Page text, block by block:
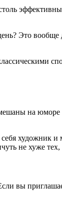
Это вообще
на
художник и
не хуже
вы